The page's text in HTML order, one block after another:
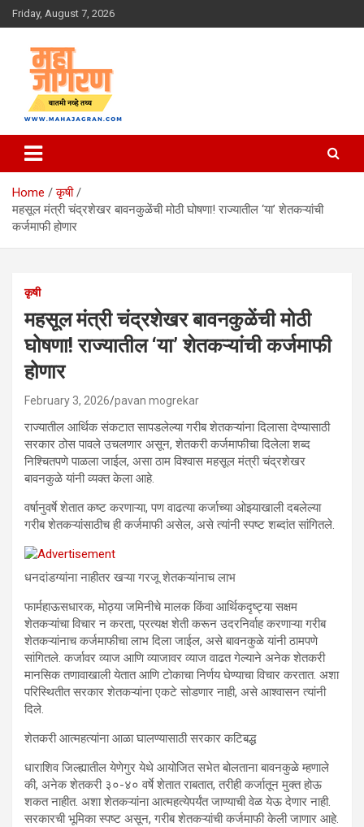
Skip
to
Friday, August 7, 2026
महा जागरण
Home
कृषी
महसूल मंत्री चंद्रशेखर बावनकुळेंची मोठी घोषणा! राज्यातील ‘या’ शेतकऱ्यांची
कर्जमाफी होणार
कृषी
महसूल मंत्री चंद्रशेखर बावनकुळेंची मोठी
घोषणा! राज्यातील ‘या’ शेतकऱ्यांची कर्जमाफी
होणार
February 3, 2026 pavan mogrekar
राज्यातील आर्थिक संकटात सापडलेल्या गरीब शेतकऱ्यांना दिलासा देण्यासाठी
सरकार ठोस पावले उचलणार असून, शेतकरी कर्जमाफीचा दिलेला शब्द
निश्चितपणे पाळला जाईल, असा ठाम विश्वास महसूल मंत्री चंद्रशेखर
बावनकुळे यांनी व्यक्त केला आहे.
वर्षानुवर्षे शेतात कष्ट करणाऱ्या, पण वाढत्या कर्जाच्या ओझ्याखाली दबलेल्या
गरीब शेतकऱ्यांसाठीच ही कर्जमाफी असेल, असे त्यांनी स्पष्ट शब्दांत सांगितले.
धनदांडग्यांना नाहीतर खऱ्या गरजू शेतकऱ्यांनाच लाभ
फार्महाऊसधारक, मोठ्या जमिनीचे मालक किंवा आर्थिकदृष्ट्या सक्षम
शेतकऱ्यांचा विचार न करता, प्रत्यक्ष शेती करून उदरनिर्वाह करणाऱ्या गरीब
शेतकऱ्यांनाच कर्जमाफीचा लाभ दिला जाईल, असे बावनकुळे यांनी ठामपणे
सांगितले. कर्जावर व्याज आणि व्याजावर व्याज वाढत गेल्याने अनेक शेतकरी
मानसिक तणावाखाली येतात आणि टोकाचा निर्णय घेण्याचा विचार करतात. अशा
परिस्थितीत सरकार शेतकऱ्यांना एकटे सोडणार नाही, असे आश्वासन त्यांनी
दिले.
शेतकरी आत्महत्यांना आळा घालण्यासाठी सरकार कटिबद्ध
धाराशिव जिल्ह्यातील येणेगुर येथे आयोजित सभेत बोलताना बावनकुळे म्हणाले
की, अनेक शेतकरी ३०-४० वर्षे शेतात राबतात, तरीही कर्जातून मुक्त होऊ
शकत नाहीत. अशा शेतकऱ्यांना आत्महत्येपर्यंत जाण्याची वेळ येऊ देणार नाही.
सरकारची भूमिका स्पष्ट असून, गरीब शेतकऱ्यांची कर्जमाफी केली जाणार आहे.